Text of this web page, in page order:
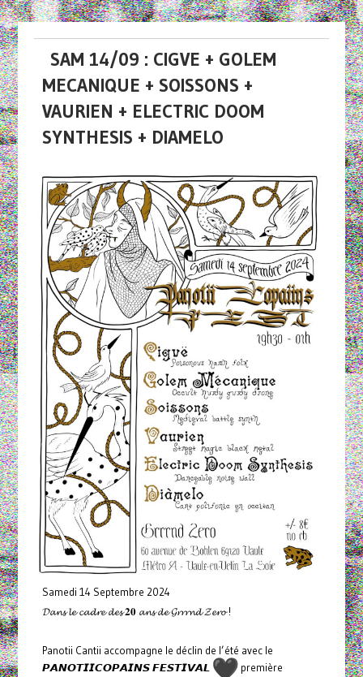
SAM 14/09 : CIGVE + GOLEM
MECANIQUE + SOISSONS +
VAURIEN + ELECTRIC DOOM
SYNTHESIS + DIAMELO
Samedi 14 Septembre 2024
𝓓𝓪𝓷𝓼 𝓵𝓮 𝓬𝓪𝓭𝓻𝓮 𝓭𝓮𝓼 𝟐𝟎 𝓪𝓷𝓼 𝓭𝓮 𝓖𝓻𝓻𝓻𝓷𝓭 𝓩𝓮𝓻𝓸 !
Panotii Cantii accompagne le déclin de l’été avec le
𝙋𝘼𝙉𝙊𝙏𝙄𝙄𝘾𝙊𝙋𝘼𝙄𝙉𝙎 𝙁𝙀𝙎𝙏𝙄𝙑𝘼𝙇
première